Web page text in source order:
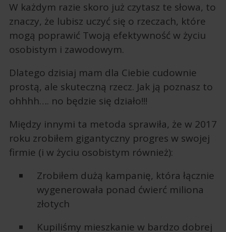
W każdym razie skoro już czytasz te słowa, to
znaczy, że lubisz uczyć się o rzeczach, które
mogą poprawić Twoją efektywność w życiu
osobistym i zawodowym.
Dlatego dzisiaj mam dla Ciebie cudownie
prostą, ale skuteczną rzecz. Jak ją poznasz to
ohhhh…. no będzie się działo!!!
Między innymi ta metoda sprawiła, że w 2017
roku zrobiłem gigantyczny progres w swojej
firmie (i w życiu osobistym również):
Zrobiłem dużą kampanię, która łącznie
wygenerowała ponad ćwierć miliona
złotych
Kupiliśmy mieszkanie w bardzo dobrej